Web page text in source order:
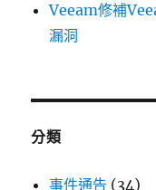
Veeam修補
漏洞
分類
事件通告 (34)